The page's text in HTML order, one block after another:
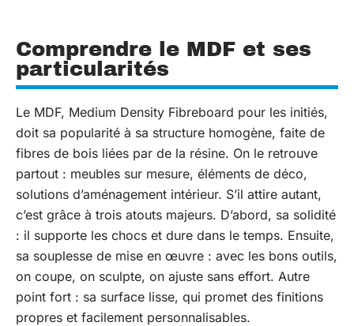
Comprendre le MDF et ses
particularités
Le MDF, Medium Density Fibreboard pour les initiés,
doit sa popularité à sa structure homogène, faite de
fibres de bois liées par de la résine. On le retrouve
partout : meubles sur mesure, éléments de déco,
solutions d’aménagement intérieur. S’il attire autant,
c’est grâce à trois atouts majeurs. D’abord, sa solidité
: il supporte les chocs et dure dans le temps. Ensuite,
sa souplesse de mise en œuvre : avec les bons outils,
on coupe, on sculpte, on ajuste sans effort. Autre
point fort : sa surface lisse, qui promet des finitions
propres et facilement personnalisables.